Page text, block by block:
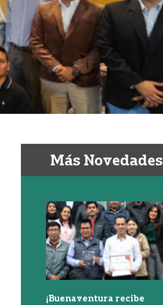
Más Novedades
¡Buenaventura recibe